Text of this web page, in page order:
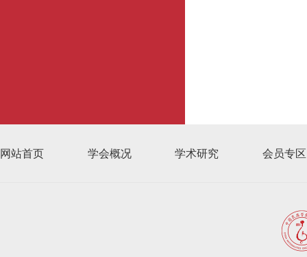
网站首页 学会概况 学术研究 会员专区